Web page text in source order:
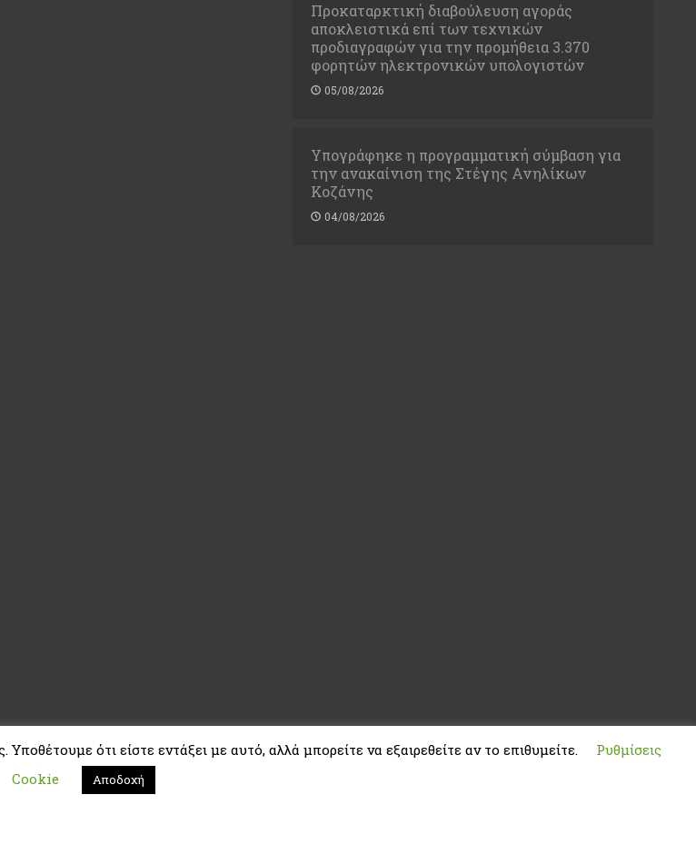
Προκαταρκτική διαβούλευση αγοράς
αποκλειστικά επί των τεχνικών
προδιαγραφών για την προμήθεια 3.370
φορητών ηλεκτρονικών υπολογιστών
05/08/2026
Υπογράφηκε η προγραμματική σύμβαση για
την ανακαίνιση της Στέγης Ανηλίκων
Κοζάνης
04/08/2026
ότι είστε εντάξει με αυτό, αλλά μπορείτε να εξαιρεθείτε αν το επιθυμείτε.
Ρυθμίσεις
Cookie
Αποδοχή